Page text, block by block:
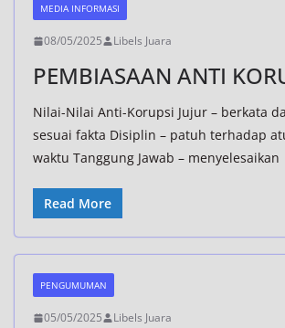
MEDIA INFORMASI
08/05/2025 Libels Juara
PEMBIASAAN ANTI
Nilai-Nilai Anti-Korupsi Jujur – berkata
sesuai fakta Disiplin – patuh terhadap
waktu Tanggung Jawab – menyelesaikan
Read More
PENGUMUMAN
05/05/2025 Libels Juara